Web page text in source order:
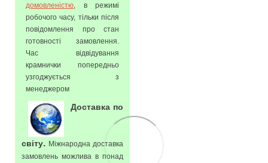
домовленістю , в режимі
робочого часу, тільки після
повідомлення про стан
готовності замовлення.
Час відвідування
крамнички попередньо
узгоджується з
менеджером
Доставка по
світу. Міжнародна доставка
замовлень можлива в понад